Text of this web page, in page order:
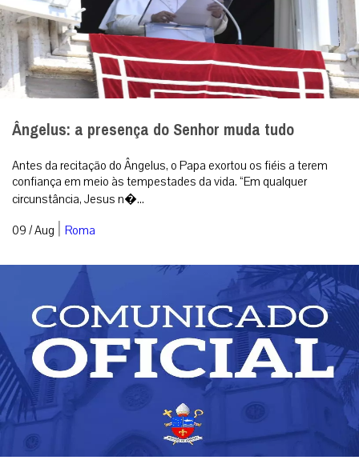
Ângelus: a presença do Senhor muda tudo
Antes da recitação do Ângelus, o Papa exortou os fiéis a terem
confiança em meio às tempestades da vida. “Em qualquer
circunstância, Jesus n�...
09 / Aug | Roma